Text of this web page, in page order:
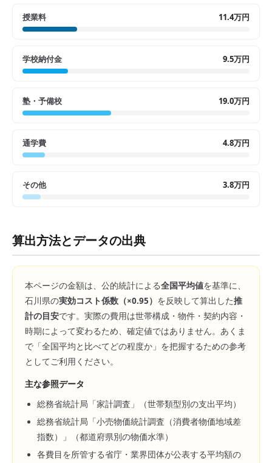
授業料 11.4万円
学校納付金 9.5万円
塾・予備校 19.0万円
通学費 4.8万円
その他 3.8万円
算出方法とデータの出典
本ページの金額は、公的統計による全国平均値を基準に、
石川県の実効コスト係数（×0.95） を反映して算出した推
計の目安です。実際の費用は世帯構成・物件・契約内容・
時期によって変わるため、確定値ではありません。あくま
で「全国平均と比べてどの程度か」を把握するための参考
としてご利用ください。
主な参照データ
総務省統計局「家計調査」（世帯類型別の支出平均）
総務省統計局「小売物価統計調査（消費者物価地域差
指数）」（都道府県別の物価水準）
各費目を所管する省庁・業界団体が公表する平均額の